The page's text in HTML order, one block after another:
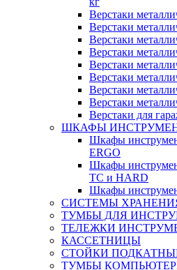
Верстаки
Верстаки
Верстаки
Верстаки
Верстаки
Верстаки
Верстаки
Верстаки
Верстаки для
ШКАФЫ
Шкафы
ERGO
Шкафы
ТС и HARD
Шкафы
СИСТЕМЫ
ТУМБЫ ДЛЯ
ТЕЛЕЖКИ
КАССЕТНИЦЫ
СТОЙКИ
ТУМБЫ